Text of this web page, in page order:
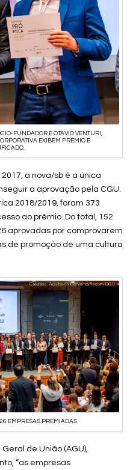
FUNDADOR E OTAVIO VENTURI,
EXIBEM PRÊMIO E
a nova/sb é a única
a aprovação pela CGU.
2018/2019, foram 373
ao prêmio. Do total, 152
aprovadas por comprovarem
de promoção de uma cultura
EMPRESAS PREMIADAS
de União (AGU),
“as empresas